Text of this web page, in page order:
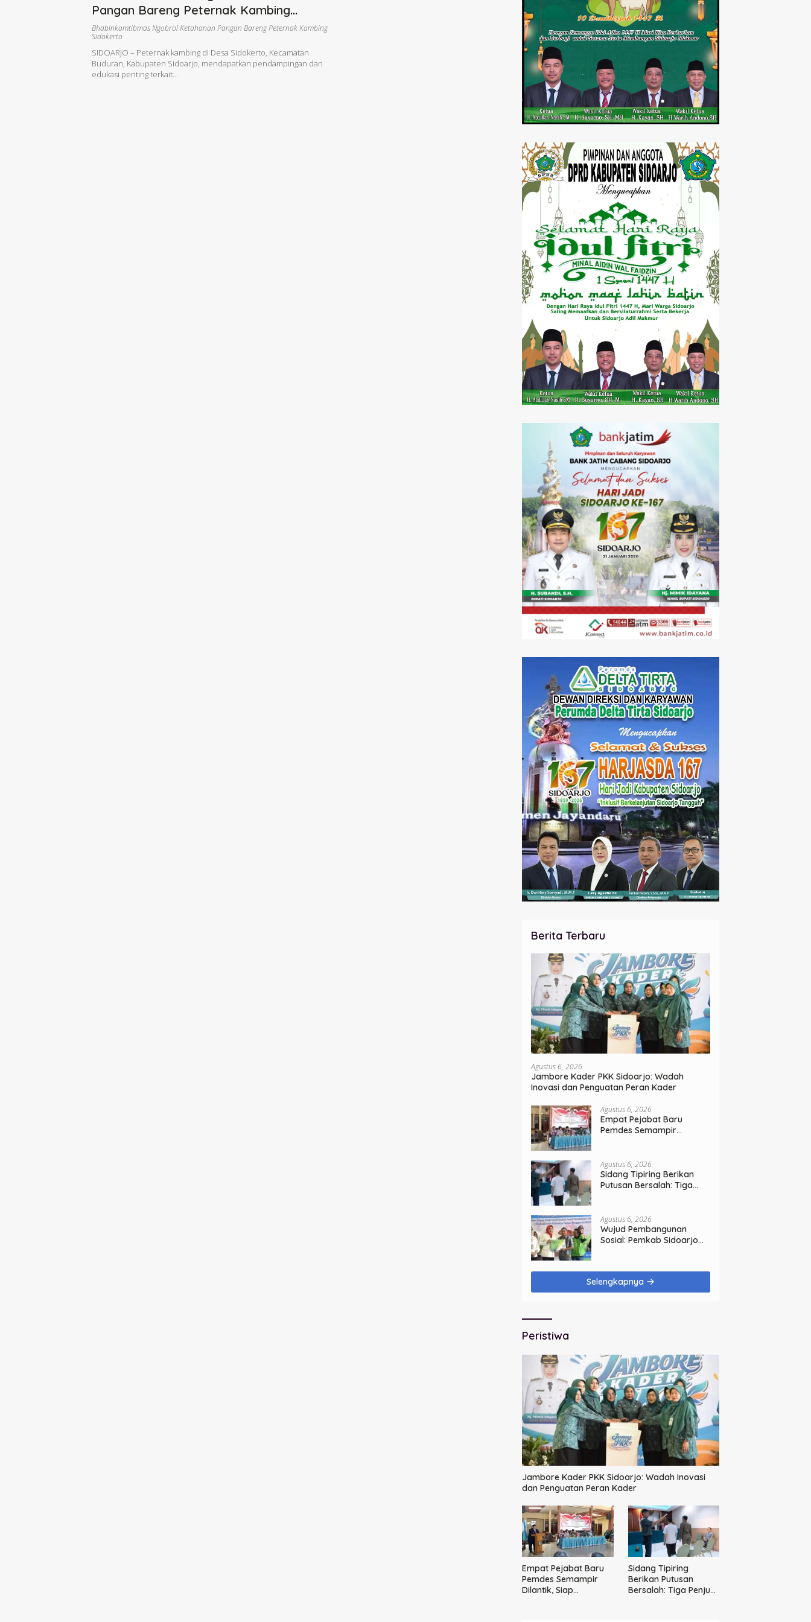
Pangan Bareng Peternak Kambing
Sidokerto
Bhabinkamtibmas Ngobrol Ketahanan Pangan Bareng Peternak Kambing
Sidokerto
SIDOARJO – Peternak kambing di Desa Sidokerto, Kecamatan
Buduran, Kabupaten Sidoarjo, mendapatkan pendampingan dan
edukasi penting terkait…
Berita Terbaru
Agustus 6, 2026
Jambore Kader PKK Sidoarjo: Wadah
Inovasi dan Penguatan Peran Kader
Agustus 6, 2026
Empat Pejabat Baru
Pemdes Semampir
Agustus 6, 2026
Sidang Tipiring Berikan
Putusan Bersalah: Tiga
Dimusnahkan
Agustus 6, 2026
Wujud Pembangunan
Sosial: Pemkab Sidoarjo
Ketenagakerjaan
Selengkapnya
Peristiwa
Jambore Kader PKK Sidoarjo: Wadah Inovasi
dan Penguatan Peran Kader
Empat Pejabat Baru
Pemdes Semampir
Dilantik, Siap
Sidang Tipiring
Berikan Putusan
Bersalah: Tiga Penjual